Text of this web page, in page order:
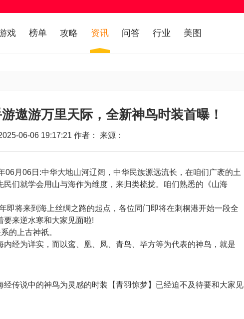
戏 榜单 攻略 资讯 问答 行业 美图
遨游万里天际，全新神鸟时装首曝！
06-06 19:17:21 作者： 来源：
月06日:中华大地山河辽阔，中华民族源远流长，在咱们广袤的土
们就学会用山与海作为维度，来归类梳拢。咱们熟悉的《山海
将来到海上丝绸之路的起点，各位同门即将在刺桐港开始一段全
要来逆水寒和大家见面啦!
的上古神祇。
为详实，而以鸾、凰、凤、青鸟、毕方等为代表的神鸟，就是
说中的神鸟为灵感的时装【青羽惊梦】已经迫不及待要和大家见